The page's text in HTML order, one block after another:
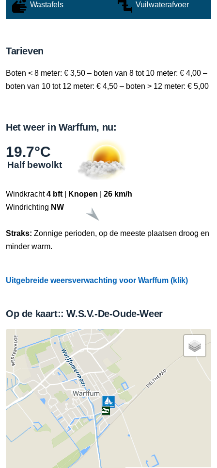
Wastafels Vuilwaterafvoer
Tarieven
Boten < 8 meter: € 3,50 – boten van 8 tot 10 meter: € 4,00 –
boten van 10 tot 12 meter: € 4,50 – boten > 12 meter: € 5,00
Het weer in Warffum, nu:
19.7°C
Half bewolkt
Windkracht4 bft Knopen
26 km/h
Windrichting NW
Straks: Zonnige perioden, op de meeste plaatsen droog en
minder warm.
Uitgebreide weersverwachting voor Warffum (klik)
Op de kaart:: W.S.V.-De-Oude-Weer